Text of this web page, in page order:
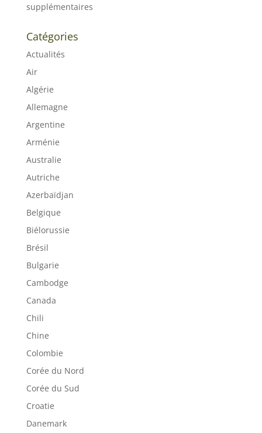
supplémentaires
Catégories
Actualités
Air
Algérie
Allemagne
Argentine
Arménie
Australie
Autriche
Azerbaïdjan
Belgique
Biélorussie
Brésil
Bulgarie
Cambodge
Canada
Chili
Chine
Colombie
Corée du Nord
Corée du Sud
Croatie
Danemark